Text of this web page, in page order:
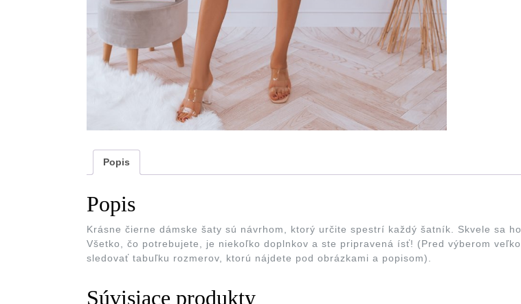
Popis
Popis
Krásne čierne dámske šaty sú návrhom, ktorý určite spestrí každý šatník. Skvele sa
Všetko, čo potrebujete, je niekoľko doplnkov a ste pripravená ísť! (Pred výberom
sledovať tabuľku rozmerov, ktorú nájdete pod obrázkami a popisom).
Súvisiace produkty